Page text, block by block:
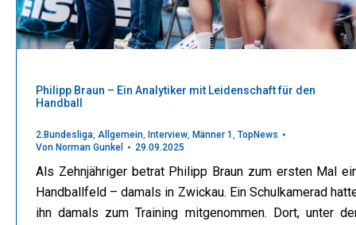
Philipp Braun – Ein Analytiker mit Leidenschaft für den
Handball
2.Bundesliga, Allgemein, Interview, Männer 1 , TopNews
Von Norman Gunkel 29.09.2025
Als Zehnjähriger betrat Philipp Braun zum ersten Mal
Handballfeld – damals in Zwickau. Ein Schulkamerad
ihn damals zum Training mitgenommen. Dort, unter